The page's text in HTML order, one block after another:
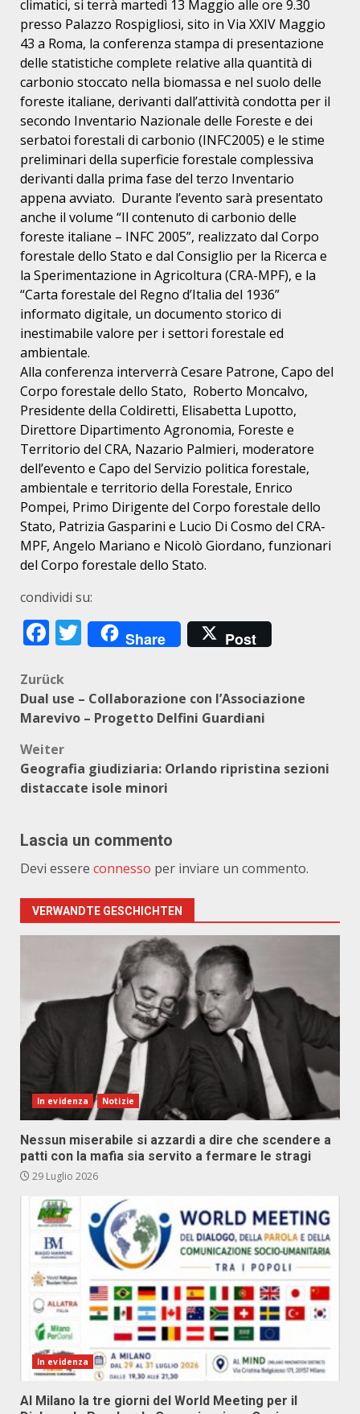
climatici, si terrà martedì 13 Maggio alle ore 9.30
presso Palazzo Rospigliosi, sito in Via XXIV Maggio
43 a Roma, la conferenza stampa di presentazione
delle statistiche complete relative alla quantità di
carbonio stoccato nella biomassa e nel suolo delle
foreste italiane, derivanti dall’attività condotta per il
secondo Inventario Nazionale delle Foreste e dei
serbatoi forestali di carbonio (INFC2005) e le stime
preliminari della superficie forestale complessiva
derivanti dalla prima fase del terzo Inventario
appena avviato. Durante l’evento sarà presentato
anche il volume “Il contenuto di carbonio delle
foreste italiane – INFC 2005”, realizzato dal Corpo
forestale dello Stato e dal Consiglio per la Ricerca e
la Sperimentazione in Agricoltura (CRA-MPF), e la
“Carta forestale del Regno d’Italia del 1936”
informato digitale, un documento storico di
inestimabile valore per i settori forestale ed
ambientale.
Alla conferenza interverrà Cesare Patrone, Capo del
Corpo forestale dello Stato, Roberto Moncalvo,
Presidente della Coldiretti, Elisabetta Lupotto,
Direttore Dipartimento Agronomia, Foreste e
Territorio del CRA, Nazario Palmieri, moderatore
dell’evento e Capo del Servizio politica forestale,
ambientale e territorio della Forestale, Enrico
Pompei, Primo Dirigente del Corpo forestale dello
Stato, Patrizia Gasparini e Lucio Di Cosmo del CRA-
MPF, Angelo Mariano e Nicolò Giordano, funzionari
del Corpo forestale dello Stato.
condividi su:
Facebook
Twitter
Share Post
Beitragsnavigation
Zurück
Dual use – Collaborazione con l’Associazione
Marevivo – Progetto Delfini Guardiani
Weiter
Geografia giudiziaria: Orlando ripristina sezioni
distaccate isole minori
Lascia un commento
Devi essere connesso per inviare un commento.
VERWANDTE GESCHICHTEN
In evidenza Notizie
Nessun miserabile si azzardi a dire che scendere a
patti con la mafia sia servito a fermare le stragi
29 Luglio 2026
In evidenza
Al Milano la tre giorni del World Meeting per il